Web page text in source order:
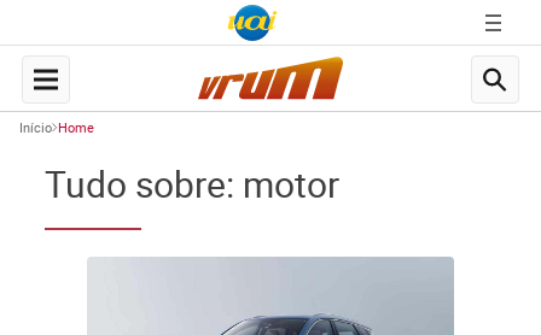
Início Home
Tudo sobre: motor